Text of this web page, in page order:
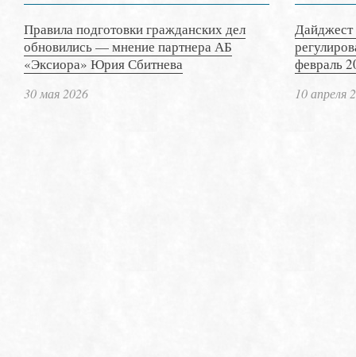
Правила подготовки гражданских дел
обновились — мнение партнера АБ
«Эксиора» Юрия Сбитнева
30 мая 2026
Дайджест
февраль
10 апреля